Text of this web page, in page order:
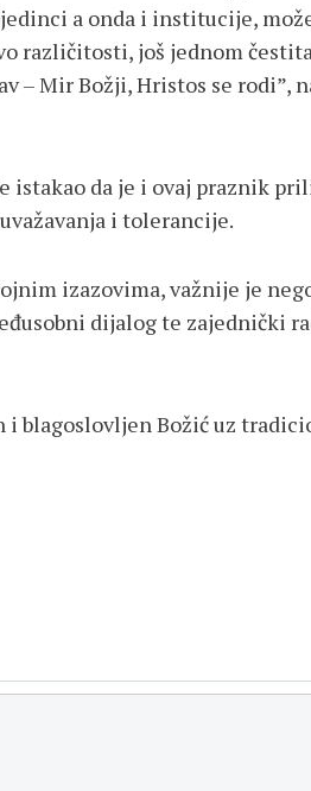
a onda i institucije,
različitosti, još jednom
– Mir Božji, Hristos se rodi”,
da je i ovaj praznik
i tolerancije.
izazovima, važnije je
dijalog te zajednički
blagoslovljen Božić uz